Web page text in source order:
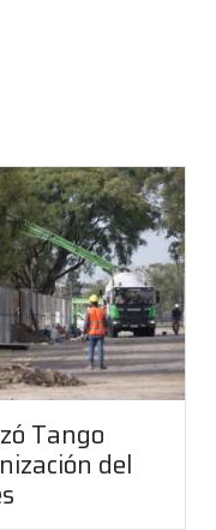
Tango
del